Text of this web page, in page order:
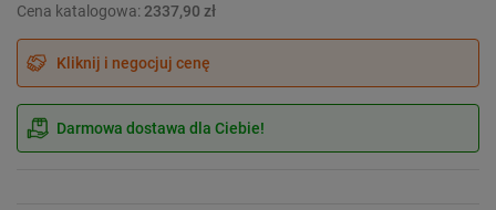
Cena katalogowa: 2337,90 zł
Kliknij i negocjuj cenę
Darmowa dostawa dla Ciebie!